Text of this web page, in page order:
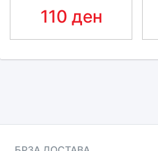
110 ден